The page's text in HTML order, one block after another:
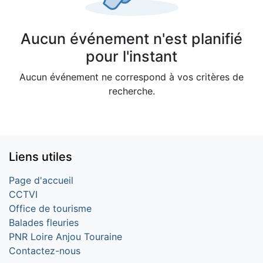
Aucun événement n'est planifié
pour l'instant
Aucun événement ne correspond à vos critères de
recherche.
Liens utiles
Page d'accueil
CCTVI
Office de tourisme
Balades fleuries
PNR Loire Anjou Touraine
Contactez-nous